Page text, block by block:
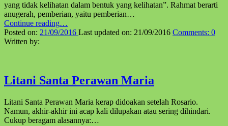
yang tidak kelihatan dalam bentuk yang kelihatan”. Rahmat berarti
anugerah, pemberian, yaitu pemberian…
Continue reading“Katekese
Sakramen”
…
Posted on: 21/09/2016 Last updated on: 21/09/2016 Comments: 0
Written by:
Litani Santa Perawan Maria
Litani Santa Perawan Maria kerap didoakan setelah Rosario.
Namun, akhir-akhir ini acap kali dilupakan atau sering dihindari.
Cukup beragam alasannya:…